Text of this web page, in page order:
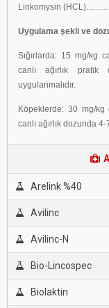
Linkomysin
Uygulama şekli ve
Sığırlarda: 15 mg/kg
canlı ağırlık
uygulanmalıdır.
Köpeklerde: 30 mg/kg
canlı ağırlık dozunda
Arelink %40
Avilinc
Avilinc-N
Bio-Lincospec
Biolaktin